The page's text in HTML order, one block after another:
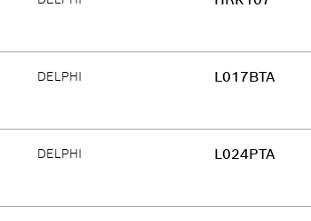
DELPHI L017BTA
DELPHI L024PTA